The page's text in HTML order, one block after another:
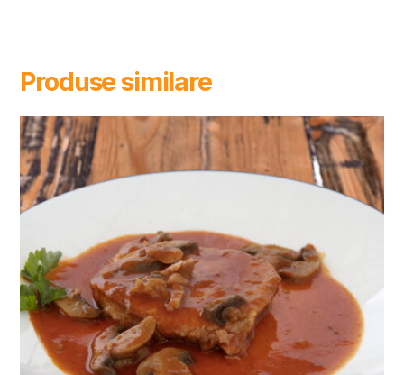
Produse similare